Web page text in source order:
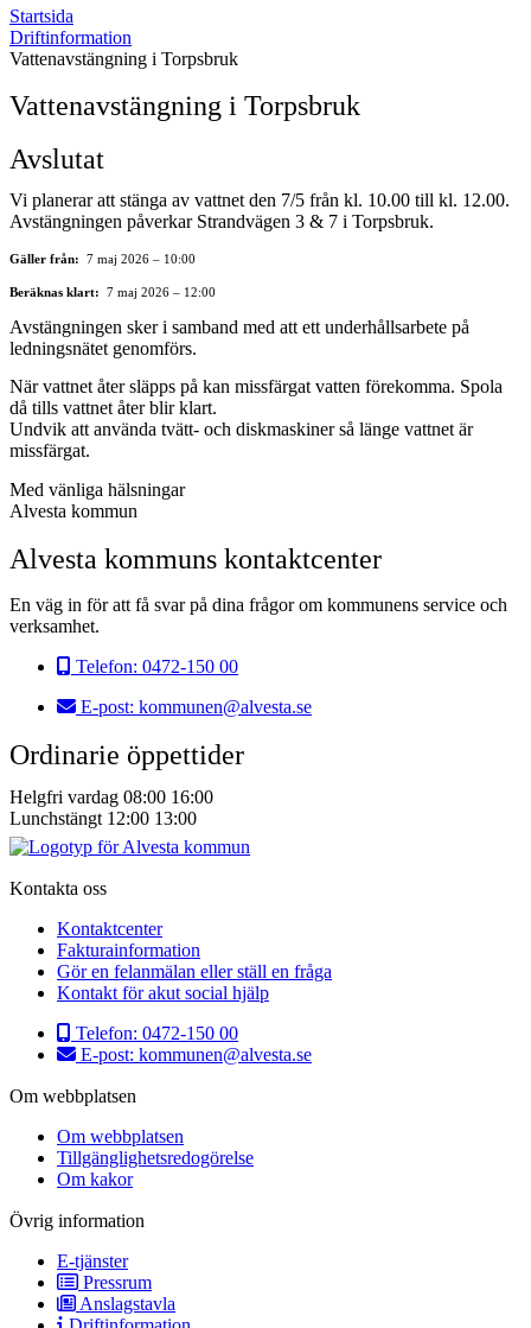
Startsida
Driftinformation
Vattenavstängning i Torpsbruk
Vattenavstängning i Torpsbruk
Avslutat
Vi planerar att stänga av vattnet den 7/5 från kl. 10.00 till kl. 12.00.
Avstängningen påverkar Strandvägen 3 & 7 i Torpsbruk.
Gäller från: 7 maj 2026 – 10:00
Beräknas klart: 7 maj 2026 – 12:00
Avstängningen sker i samband med att ett underhållsarbete på
ledningsnätet genomförs.
När vattnet åter släpps på kan missfärgat vatten förekomma. Spola
då tills vattnet åter blir klart.
Undvik att använda tvätt- och diskmaskiner så länge vattnet är
missfärgat.
Med vänliga hälsningar
Alvesta kommun
Alvesta kommuns kontaktcenter
En väg in för att få svar på dina frågor om kommunens service och
verksamhet.
Telefon: 0472-150 00
E-post: kommunen@alvesta.se
Ordinarie öppettider
Helgfri vardag 08:00 16:00
Lunchstängt 12:00 13:00
Kontakta oss
Kontaktcenter
Fakturainformation
Gör en felanmälan eller ställ en fråga
Kontakt för akut social hjälp
Telefon: 0472-150 00
E-post: kommunen@alvesta.se
Om webbplatsen
Om webbplatsen
Tillgänglighetsredogörelse
Om kakor
Övrig information
E-tjänster
Pressrum
Anslagstavla